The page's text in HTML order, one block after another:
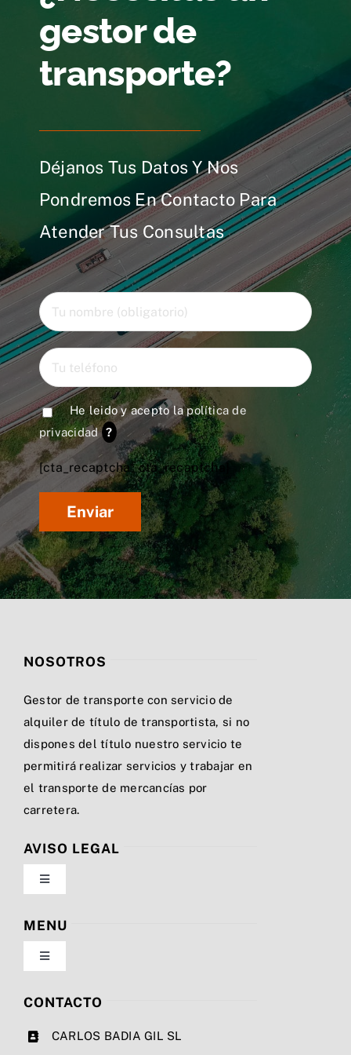
gestor de
transporte?
Déjanos Tus Datos Y Nos
Pondremos En Contacto Para
Atender Tus Consultas
He leido y acepto lapolítica de
privacidad ?
[cta_recaptcha* cta_recaptcha]
NOSOTROS
Gestor de transporte con servicio de
alquiler de título de transportista, si no
dispones del título nuestro servicio te
permitirá realizar servicios y trabajar en
el transporte de mercancías por
carretera.
AVISO LEGAL
Toggle
Navigation
Política de privacidad
Condiciones de uso
MENU
Toggle
Navigation
Nosotros
CONTACTO
CARLOS BADIA GIL SL